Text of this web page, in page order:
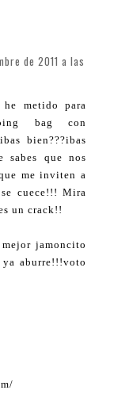
de 2011 a las
he metido para
bag con
bien???ibas
sabes que nos
me inviten a
cuece!!! Mira
un crack!!
jamoncito
aburre!!!voto